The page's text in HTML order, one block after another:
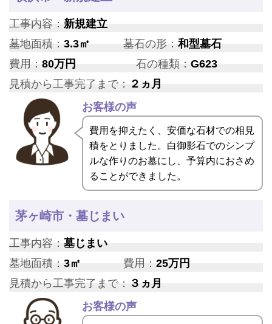
工事内容： 新規建立
墓地面積： 3.3㎡ 墓石の形：和型墓石
費用： 80万円 石の種類： G623
見積から工事完了まで： ２ヵ月
お客様の声
費用を抑えたく、安価な石材での相見
積をとりました。白御影石でのシンプ
ルな作りのお墓にし、予算内におさめ
ることができました。
茅ヶ崎市・墓じまい
工事内容： 墓じまい
墓地面積： 3㎡ 費用：25万円
見積から工事完了まで： ３ヵ月
お客様の声